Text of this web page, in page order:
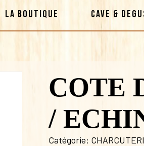
LA BOUTIQUE CAVE &
COTE
/
Catégorie: